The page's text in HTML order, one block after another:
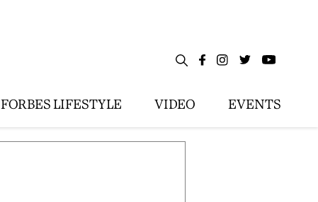
FORBES LIFESTYLE VIDEO EVENTS